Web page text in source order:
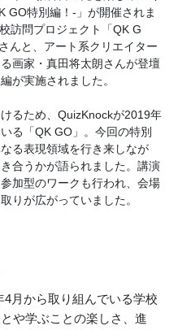
GO特別編！-」が開催されま
訪問プロジェクト「QK G
んと、アート系クリエイター
画家・真田将太朗さんが登壇
が実施されました。
るため、QuizKnockが2019年
る「QK GO」。今回の特別
る表現領域を行き来しなが
合うかが語られました。講演
加型のワークも行われ、会場
りが広がっていました。
月から取り組んでいる学校
や学ぶことの楽しさ、進